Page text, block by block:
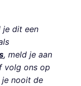
je dit een
, meld je aan
volg ons op
je nooit de